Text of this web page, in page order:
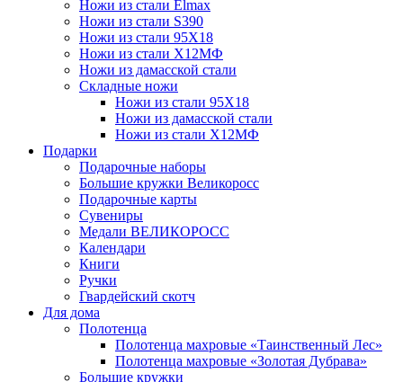
Ножи из стали Elmax
Ножи из стали S390
Ножи из стали 95X18
Ножи из стали Х12МФ
Ножи из дамасской стали
Складные ножи
Ножи из стали 95X18
Ножи из дамасской стали
Ножи из стали Х12МФ
Подарки
Подарочные наборы
Большие кружки Великоросс
Подарочные карты
Сувениры
Медали ВЕЛИКОРОСС
Календари
Книги
Ручки
Гвардейский скотч
Для дома
Полотенца
Полотенца махровые «Таинственный Лес»
Полотенца махровые «Золотая Дубрава»
Большие кружки